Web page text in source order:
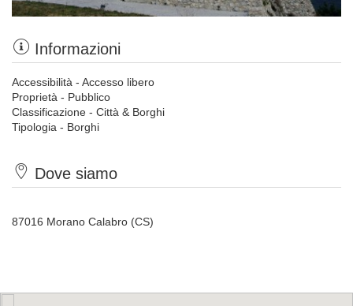
Informazioni
Accessibilità - Accesso libero
Proprietà - Pubblico
Classificazione - Città & Borghi
Tipologia - Borghi
Dove siamo
87016 Morano Calabro (CS)